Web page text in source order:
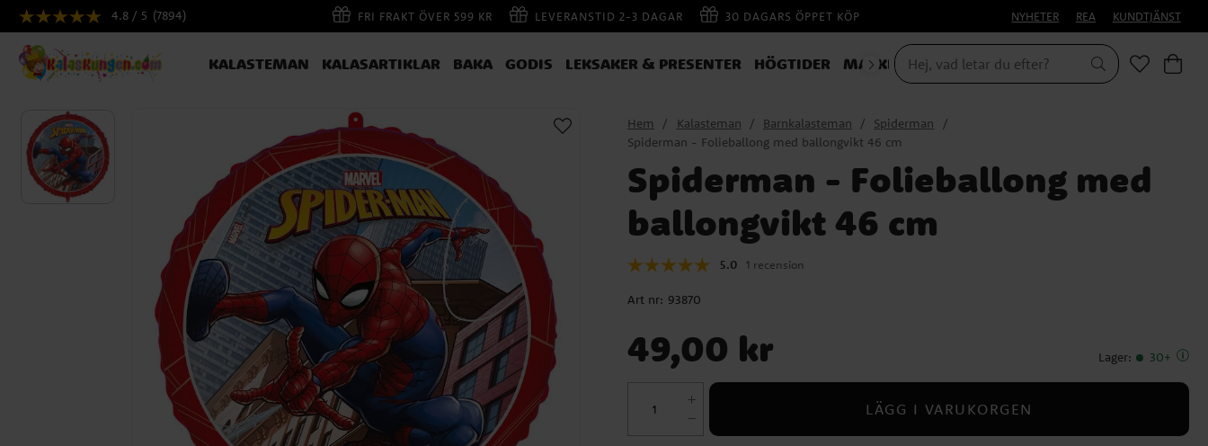
4.8 / 5 (7894) FRI FRAKT ÖVER 599 KR LEVERANSTID 2-3 DAGAR 30 DAGARS ÖPPET KÖP NYHETER REA KUNDTJÄNST
KALASTEMAN KALASARTIKLAR BAKA GODIS LEKSAKER & PRESENTER HÖGTIDER MASKERAD
Hem Kalasteman Barnkalasteman
Spiderman
Spiderman - Folieballong med ballongvikt 46 cm
Spiderman - Folieballong med
ballongvikt 46 cm
5.0 1 recension
Art nr: 93870
49,00 kr Lager: 30+
LÄGG I VARUKORGEN